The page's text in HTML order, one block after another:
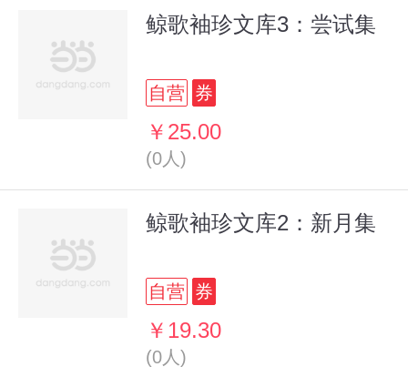
鲸歌袖珍文库3：尝试集
自营 券
￥25.00
(0人)
鲸歌袖珍文库2：新月集
自营 券
￥19.30
(0人)